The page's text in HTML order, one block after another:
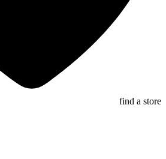
find a store